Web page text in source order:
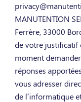
MANUTENTION
Ferrère, 33000
de votre justificatif
moment
réponses
vous adresser
de l’informatique